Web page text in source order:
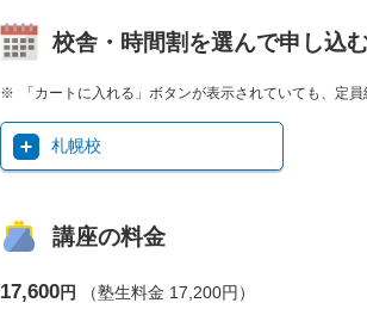
校舎・時間割を選んで申し込
「カートに入れる」ボタンが表示されていても、定
札幌校
講座の料金
17,600円 （塾生料金 17,200円）